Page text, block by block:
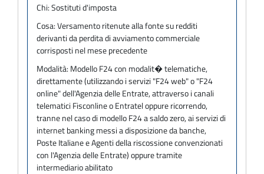
Chi:Sostituti d'imposta
Cosa:Versamento ritenute alla fonte su redditi
derivanti da perdita di avviamento commerciale
corrisposti nel mese precedente
Modalità: Modello F24 con modalit� telematiche,
direttamente (utilizzando i servizi "F24 web" o "F24
online" dell'Agenzia delle Entrate, attraverso i canali
telematici Fisconline o Entratel oppure ricorrendo,
tranne nel caso di modello F24 a saldo zero, ai servizi di
internet banking messi a disposizione da banche,
Poste Italiane e Agenti della riscossione convenzionati
con l'Agenzia delle Entrate) oppure tramite
intermediario abilitato